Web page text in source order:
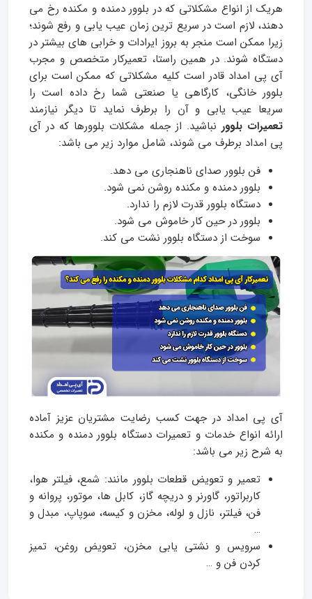
هریک از انواع مشکلاتی که در بلوور دمنده و مکنده رخ می
دهند، لازم است در سریع ترین زمان عیب یابی و رفع شوند؛
زیرا ممکن است منجر به بروز ایرادات و خرابی های بیشتر در
دستگاه شوند. در همین راستا، تعمیرکار متخصص و مجرب
آی پی امداد قادر است کلیه مشکلاتی که ممکن است برای
بلوور خانگی، کارگاهی یا صنعتی شما رخ داده است را
سریعا عیب یابی و آن را برطرف نماید تا دیگر نیازمند
تعمیرات بلوور نباشید. از جمله مشکلات بلوورها که در آی
پی امداد برطرف می شوند، شامل موارد زیر می باشد:
فن بلوور صدای ناهنجاری می دهد.
بلوور دمنده و مکنده روشن نمی شود.
دستگاه بلوور قدرت لازم را ندارد.
بلوور در حین کار خاموش می شود.
سوخت از دستگاه بلوور نشت می کند.
آی پی امداد در جهت کسب رضایت مشتریان عزیز آماده
ارائه انواع خدمات و تعمیرات دستگاه بلوور دمنده و مکنده
به شرح زیر می باشد:
تعمیر و تعویض قطعات بلوور مانند: شمع، فیلتر هوا،
کاربراتور، گاورنر و دریچه گاز، کابل ها، موتور، پروانه و
فن، فیلتر، نازل و لوله، مخزن و کیسه، سوپاپ، مبدل و
…
سرویس و نشتی یابی مخزن، تعویض روغن، تمیز
کردن فن و …